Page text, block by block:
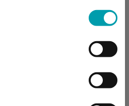
sui “
exception has occurred (see the
for more information)